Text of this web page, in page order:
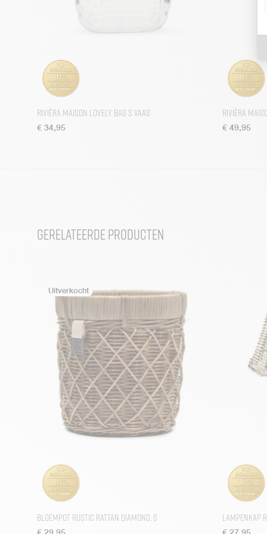
Rivièra Maison Lovely Bag S Vaas
€ 34,95
Rivièra
€ 49,95
Gerelateerde producten
Bloempot Rustic Rattan Diamond, S Lampenkap